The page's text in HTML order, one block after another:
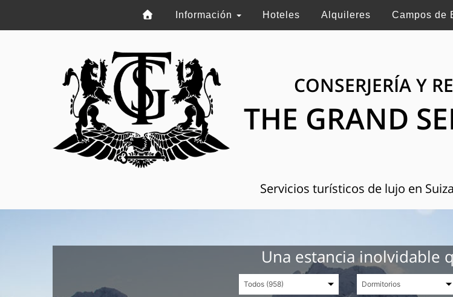
Información Hoteles Alquileres Campos de
CONSERJERÍA Y
THE GRAND
Servicios turísticos de lujo en
Una estancia inolvidable